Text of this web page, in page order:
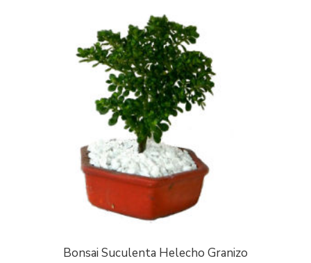
Bonsai Suculenta Helecho Granizo